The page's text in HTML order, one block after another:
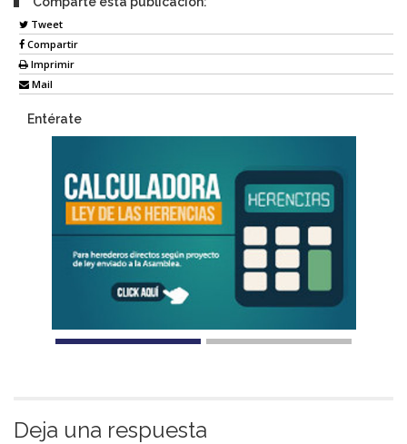
Tweet
Compartir
Imprimir
Mail
Entérate
Deja una respuesta